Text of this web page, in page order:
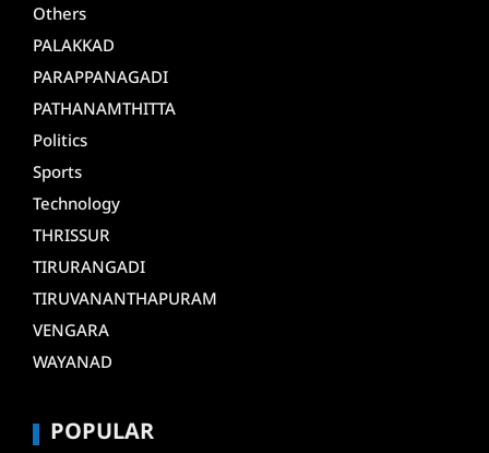
Others
PALAKKAD
PARAPPANAGADI
PATHANAMTHITTA
Politics
Sports
Technology
THRISSUR
TIRURANGADI
TIRUVANANTHAPURAM
VENGARA
WAYANAD
POPULAR